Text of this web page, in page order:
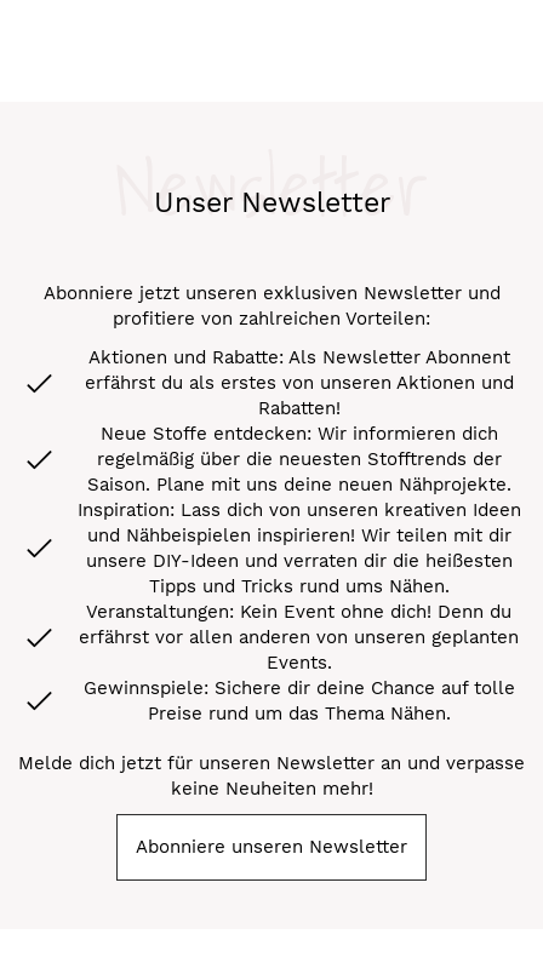
Unser Newsletter
Newsletter
Abonniere jetzt unseren exklusiven Newsletter und
profitiere von zahlreichen Vorteilen:
Aktionen und Rabatte: Als Newsletter Abonnent
erfährst du als erstes von unseren Aktionen und
Rabatten!
Neue Stoffe entdecken: Wir informieren dich
regelmäßig über die neuesten Stofftrends der
Saison. Plane mit uns deine neuen Nähprojekte.
Inspiration: Lass dich von unseren kreativen Ideen
und Nähbeispielen inspirieren! Wir teilen mit dir
unsere DIY-Ideen und verraten dir die heißesten
Tipps und Tricks rund ums Nähen.
Veranstaltungen: Kein Event ohne dich! Denn du
erfährst vor allen anderen von unseren geplanten
Events.
Gewinnspiele: Sichere dir deine Chance auf tolle
Preise rund um das Thema Nähen.
Melde dich jetzt für unseren Newsletter an und verpasse
keine Neuheiten mehr!
Abonniere unseren Newsletter